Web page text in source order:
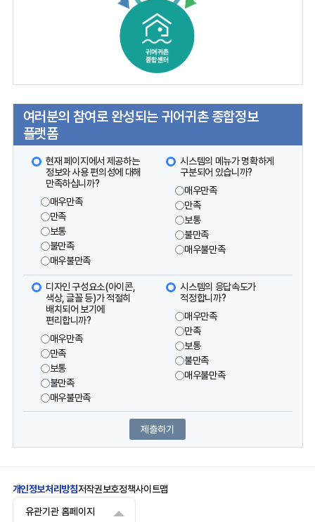
여러분의 참여로 완성되는 귀어귀촌 종합정보
플랫폼
현재 페이지에서 제공하는
정보와 사용 편의성에 대해
만족하십니까?
매우만족
만족
보통
불만족
매우불만족
시스템의 메뉴가 명확하게
구분되어 있습니까?
매우만족
만족
보통
불만족
매우불만족
디자인 구성요소(아이콘,
색상, 글꼴 등)가 적절히
배치되어 보기에
편리합니까?
매우만족
만족
보통
불만족
매우불만족
시스템의 응답속도가
적정합니까?
매우만족
만족
보통
불만족
매우불만족
개인정보처리방침저작권보호정책사이트맵
유관기관 홈페이지